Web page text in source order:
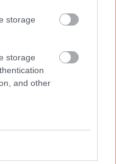
storage
storage
and other
Κουραμάδων